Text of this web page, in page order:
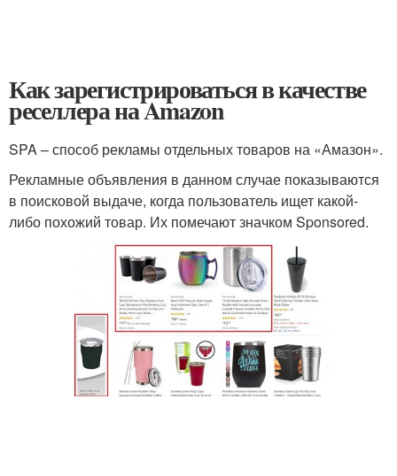
Как зарегистрироваться в качестве
реселлера на Amazon
SPA – способ рекламы отдельных товаров на «Амазон».
Рекламные объявления в данном случае показываются
в поисковой выдаче, когда пользователь ищет какой-
либо похожий товар. Их помечают значком Sponsored.